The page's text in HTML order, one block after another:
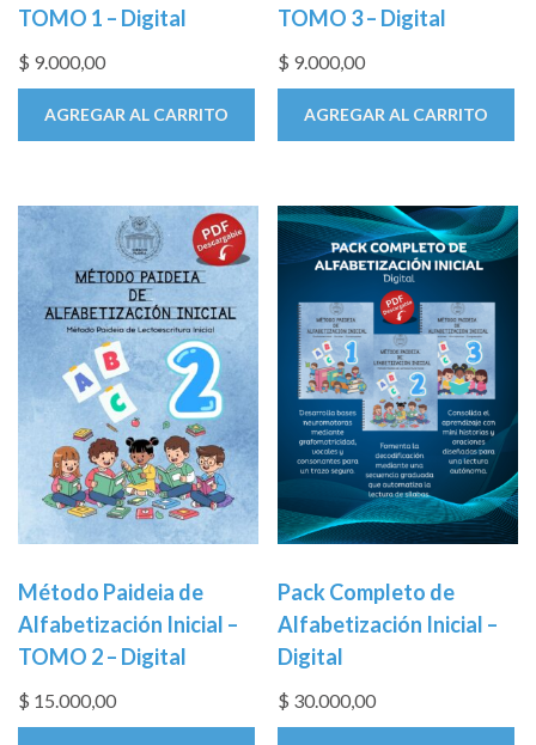
TOMO 1 – Digital
$ 9.000,00
AGREGAR AL CARRITO
TOMO 3 – Digital
$ 9.000,00
AGREGAR AL CARRITO
Método Paideia de
Alfabetización Inicial –
TOMO 2 – Digital
$ 15.000,00
Pack Completo de
Alfabetización Inicial –
Digital
$ 30.000,00